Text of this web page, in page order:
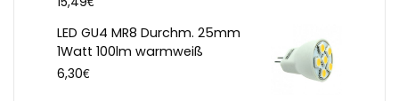
LED GU4 MR8 Durchm. 25mm
1Watt 100lm warmweiß
6,30€